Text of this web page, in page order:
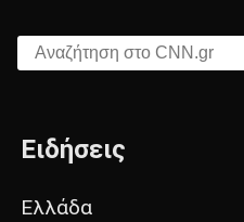
Αναζήτηση στο CNN.gr
Ειδήσεις
Ελλάδα